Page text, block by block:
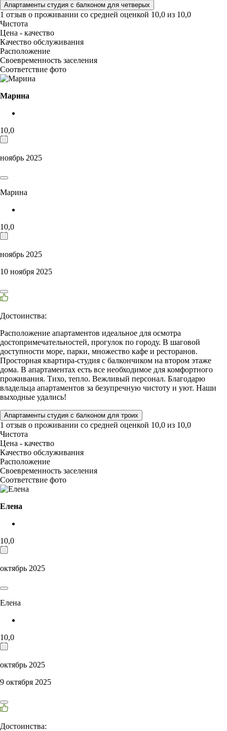
Апартаменты студия с балконом для четверых
1 отзыв о проживании со средней оценкой 10,0 из 10,0
Чистота
Цена - качество
Качество обслуживания
Расположение
Своевременность заселения
Соответствие фото
Марина
10,0
ноябрь 2025
Марина
10,0
ноябрь 2025
10 ноября 2025
Достоинства:
Расположение апартаментов идеальное для осмотра
достопримечательностей, прогулок по городу. В шаговой
доступности море, парки, множество кафе и ресторанов.
Просторная квартира-студия с балкончиком на втором этаже
дома. В апартаментах есть все необходимое для комфортного
проживания. Тихо, тепло. Вежливый персонал. Благодарю
владельца апартаментов за безупречную чистоту и уют. Наши
выходные удались!
Апартаменты студия с балконом для троих
1 отзыв о проживании со средней оценкой 10,0 из 10,0
Чистота
Цена - качество
Качество обслуживания
Расположение
Своевременность заселения
Соответствие фото
Елена
10,0
октябрь 2025
Елена
10,0
октябрь 2025
9 октября 2025
Достоинства: